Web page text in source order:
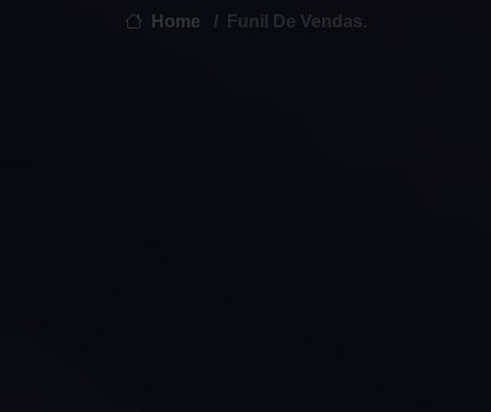
Home Funil De Vendas.